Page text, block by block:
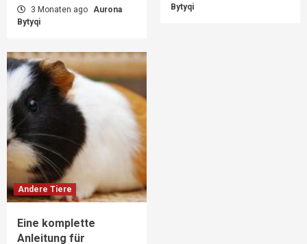
3 Monaten ago Aurona
Bytyqi
Bytyqi
Andere Tiere
Eine komplette
Anleitung für